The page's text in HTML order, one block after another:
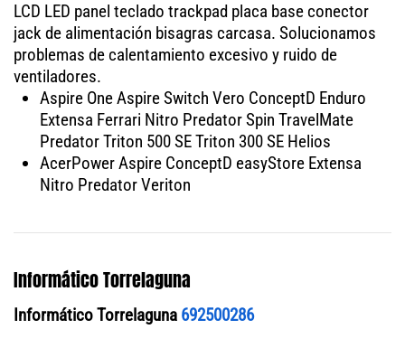
LCD LED panel teclado trackpad placa base conector
jack de alimentación bisagras carcasa. Solucionamos
problemas de calentamiento excesivo y ruido de
ventiladores.
Aspire One Aspire Switch Vero ConceptD Enduro
Extensa Ferrari Nitro Predator Spin TravelMate
Predator Triton 500 SE Triton 300 SE Helios
AcerPower Aspire ConceptD easyStore Extensa
Nitro Predator Veriton
Informático Torrelaguna
Informático Torrelaguna 692500286